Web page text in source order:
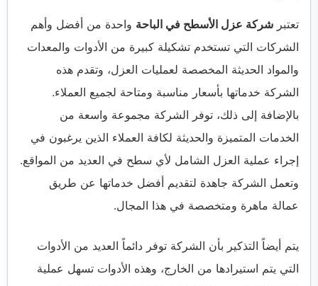
تعتبر شركة عزل الأسطح في الباحة واحدة من أفضل وأهم
الشركات التي تستخدم تشكيلة كبيرة من الأدوات والمعدات
والمواد الحديثة المخصصة لعمليات العزل، وتقدم هذه
الشركة خدماتها بأسعار مناسبة ومتاحة لجميع العملاء.
بالإضافة إلى ذلك، توفر الشركة مجموعة واسعة من
الخدمات المتميزة والحديثة لكافة العملاء الذين يرغبون في
إجراء عملية العزل الشامل لأي سطح في العديد من المواقع.
وتعمل الشركة جاهدة لتقديم أفضل خدماتها عن طريق
عمالة ماهرة ومتخصصة في هذا المجال.
يتم أيضاً التذكير بأن الشركة توفر دائماً العديد من الأدوات
التي يتم استيرادها من الخارج، وهذه الأدوات تسهل عملية